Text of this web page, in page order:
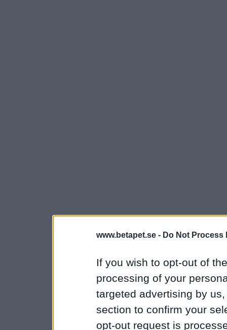
www.betapet.se - Do Not Process
If you wish to opt-out of
processing of your
targeted advertising by
section to confirm your
opt-out request is